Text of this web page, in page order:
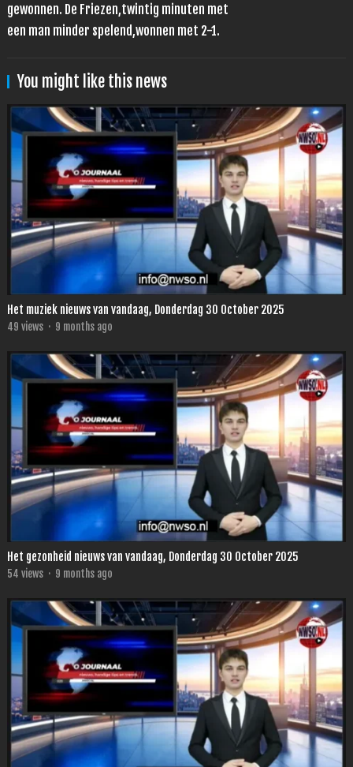
gewonnen. De Friezen,twintig minuten met
een man minder spelend,wonnen met 2-1.
You might like this news
Het muziek nieuws van vandaag, Donderdag 30 October 2025
49 views · 9 months ago
Het gezonheid nieuws van vandaag, Donderdag 30 October 2025
54 views · 9 months ago